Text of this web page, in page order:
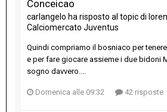
Conceicao
carlangelo ha risposto al topic di
Calciomercato Juventus
Quindi compriamo il bosniaco per
e per fare giocare assieme i due bidoni
sogno davvero....
Domenica alle 09:32 42 risposte